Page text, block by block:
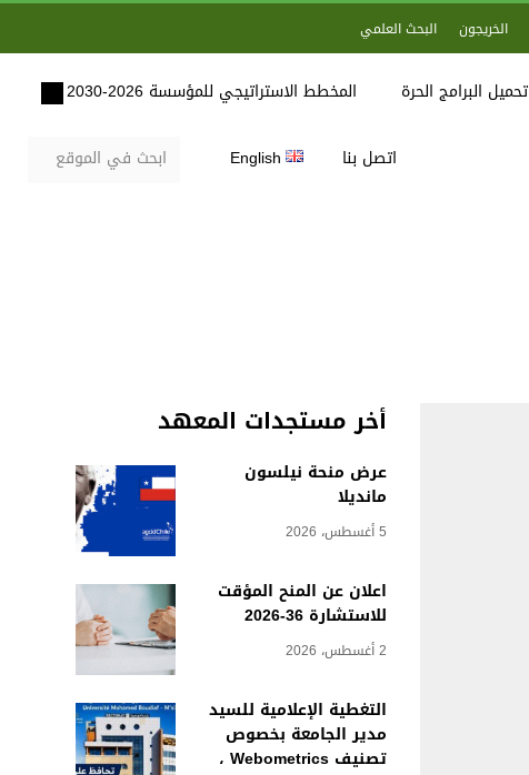
الخريجون البحث العلمي
تحميل البرامج الحرة المخطط الاستراتيجي للمؤسسة 2026-2030
اتصل بنا English
أخر مستجدات المعهد
عرض منحة نيلسون
مانديلا
5 أغسطس، 2026
اعلان عن المنح المؤقت
للاستشارة 36-2026
2 أغسطس، 2026
التغطية الإعلامية للسيد
مدير الجامعة بخصوص
تصنيف Webometrics ،